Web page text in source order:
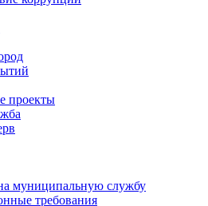
проекты
муниципальную службу
требования